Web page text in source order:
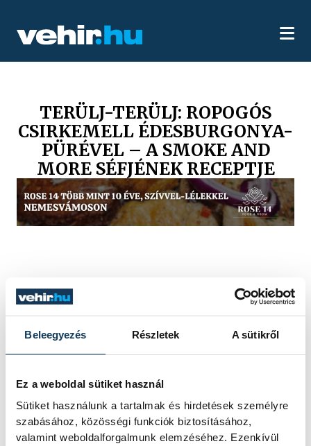
Beleegyezés Részletek A sütikről
Ez a weboldal sütiket használ
Sütiket használunk a tartalmak és hirdetések személyre
szabásához, közösségi funkciók biztosításához,
valamint weboldalforgalmunk elemzéséhez. Ezenkívül
TERÜLJ-TERÜLJ: ROPOGÓS
CSIRKEMELL ÉDESBURGONYA-
PÜRÉVEL – A SMOKE AND
MORE SÉFJÉNEK RECEPTJE
FOTÓS
Rompos
Gergő